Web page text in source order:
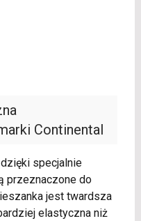
Continental
specjalnie
przeznaczone do
jest twardsza
elastyczna niż